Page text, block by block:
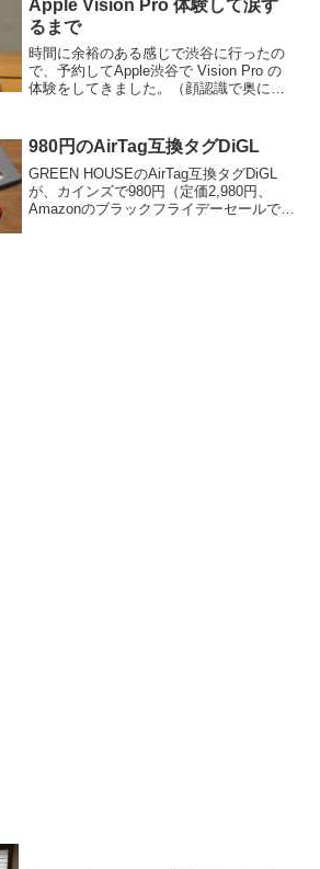
Apple Vision Pro 体験して涙す
るまで
時間に余裕のある感じで渋谷に行ったの
で、予約してApple渋谷で Vision Pro の
体験をしてきました。（顔認識で奥にフ
る通りなんですが、まず凄いなと思った
のは、...
980円のAirTag互換タグDiGL
GREEN HOUSEのAirTag互換タグDiGL
が、カインズで980円（定価2,980円、
Amazonのブラックフライデーセールで